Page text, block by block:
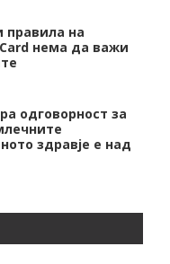
правила на
нема да важи
одговорност за
здравје е над